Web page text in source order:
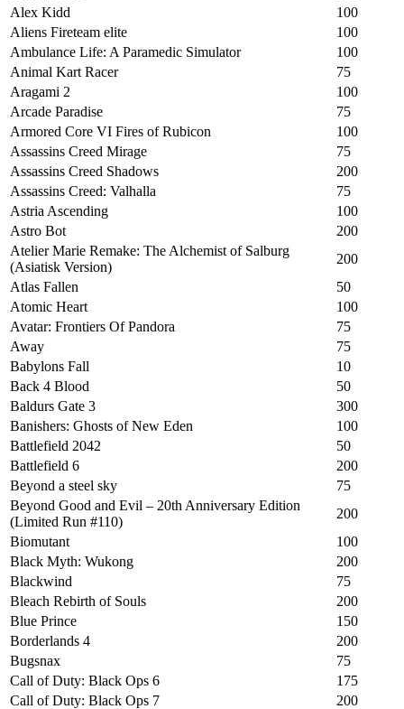
Alex Kidd
100
Aliens Fireteam elite
100
Ambulance Life: A Paramedic Simulator
100
Animal Kart Racer
75
Aragami 2
100
Arcade Paradise
75
Armored Core VI Fires of Rubicon
100
Assassins Creed Mirage
75
Assassins Creed Shadows
200
Assassins Creed: Valhalla
75
Astria Ascending
100
Astro Bot
200
Atelier Marie Remake: The Alchemist of Salburg
(Asiatisk Version)
200
Atlas Fallen
50
Atomic Heart
100
Avatar: Frontiers Of Pandora
75
Away
75
Babylons Fall
10
Back 4 Blood
50
Baldurs Gate 3
300
Banishers: Ghosts of New Eden
100
Battlefield 2042
50
Battlefield 6
200
Beyond a steel sky
75
Beyond Good and Evil – 20th Anniversary Edition
(Limited Run #110)
200
Biomutant
100
Black Myth: Wukong
200
Blackwind
75
Bleach Rebirth of Souls
200
Blue Prince
150
Borderlands 4
200
Bugsnax
75
Call of Duty: Black Ops 6
175
Call of Duty: Black Ops 7
200